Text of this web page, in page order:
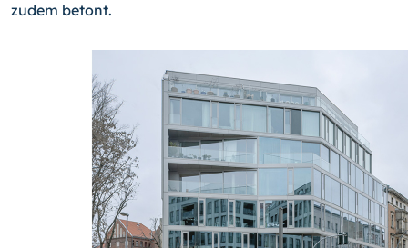
zudem betont.